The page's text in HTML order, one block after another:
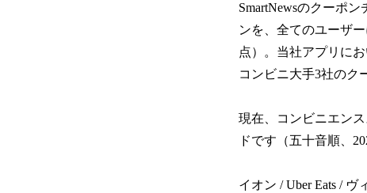
SmartNewsのクーポ
ンを、全てのユーザ
点）。当社アプリに
コンビニ大手3社のク
現在、コンビニエン
ドです（五十音順、
イオン / Uber Eats /